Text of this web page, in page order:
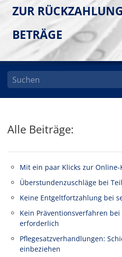
ZUR
BETRÄGE
Alle Beiträge:
Mit ein paar Klicks zur
Überstundenzuschläge bei
Keine Entgeltfortzahlung bei
Kein Präventionsverfahren
erforderlich
Pflegesatzverhandlungen:
einbeziehen